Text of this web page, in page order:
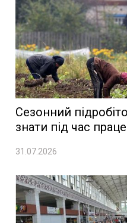
Сезонний
знати під час
31.07.2026